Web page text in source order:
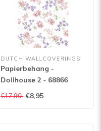
DUTCH WALLCOVERINGS
Papierbehang -
Dollhouse 2 - 68866
€17,90 €8,95